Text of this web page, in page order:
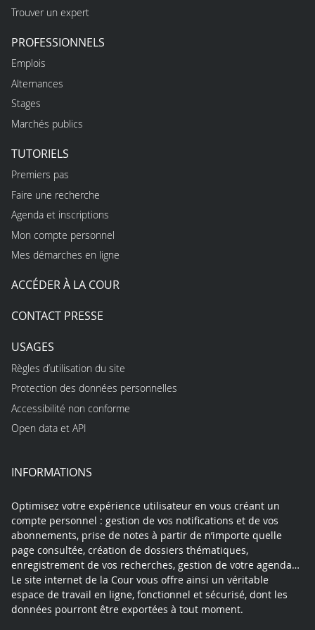
Trouver un expert
PROFESSIONNELS
Emplois
Alternances
Stages
Marchés publics
TUTORIELS
Premiers pas
Faire une recherche
Agenda et inscriptions
Mon compte personnel
Mes démarches en ligne
ACCÉDER À LA COUR
CONTACT PRESSE
USAGES
Règles d’utilisation du site
Protection des données personnelles
Accessibilité non conforme
Open data et API
INFORMATIONS
Optimisez votre expérience utilisateur en vous créant un
compte personnel : gestion de vos notifications et de vos
abonnements, prise de notes à partir de n’importe quelle
page consultée, création de dossiers thématiques,
enregistrement de vos recherches, gestion de votre agenda…
Le site internet de la Cour vous offre ainsi un véritable
espace de travail en ligne, fonctionnel et sécurisé, dont les
données pourront être exportées à tout moment.